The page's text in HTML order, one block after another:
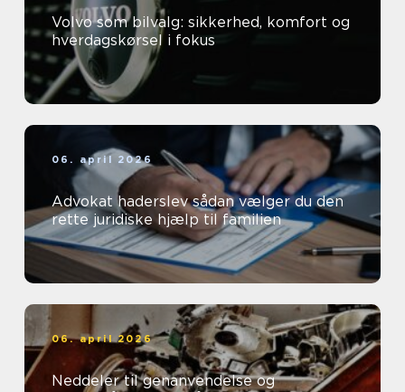
Volvo som bilvalg: sikkerhed, komfort og
hverdagskørsel i fokus
06. april 2026
Advokat haderslev sådan vælger du den
rette juridiske hjælp til familien
06. april 2026
Neddeler til genanvendelse og